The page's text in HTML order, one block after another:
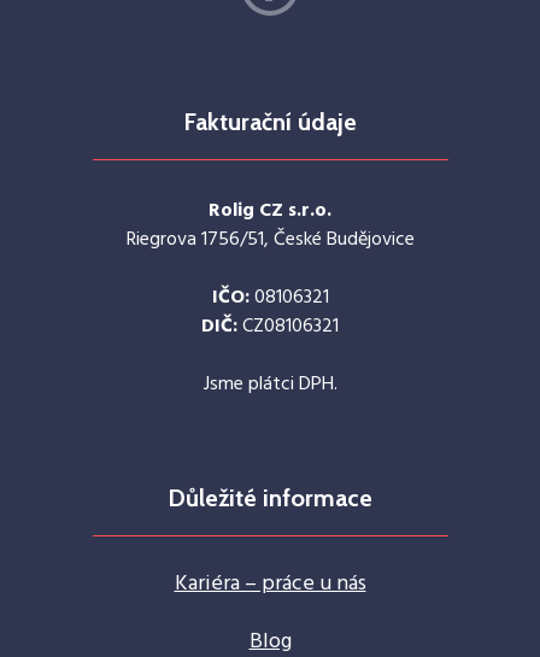
Fakturační údaje
Rolig CZ s.r.o.
Riegrova 1756/51, České Budějovice
IČO:08106321
DIČ:CZ08106321
Jsme plátci DPH.
Důležité informace
Kariéra – práce u nás
Blog